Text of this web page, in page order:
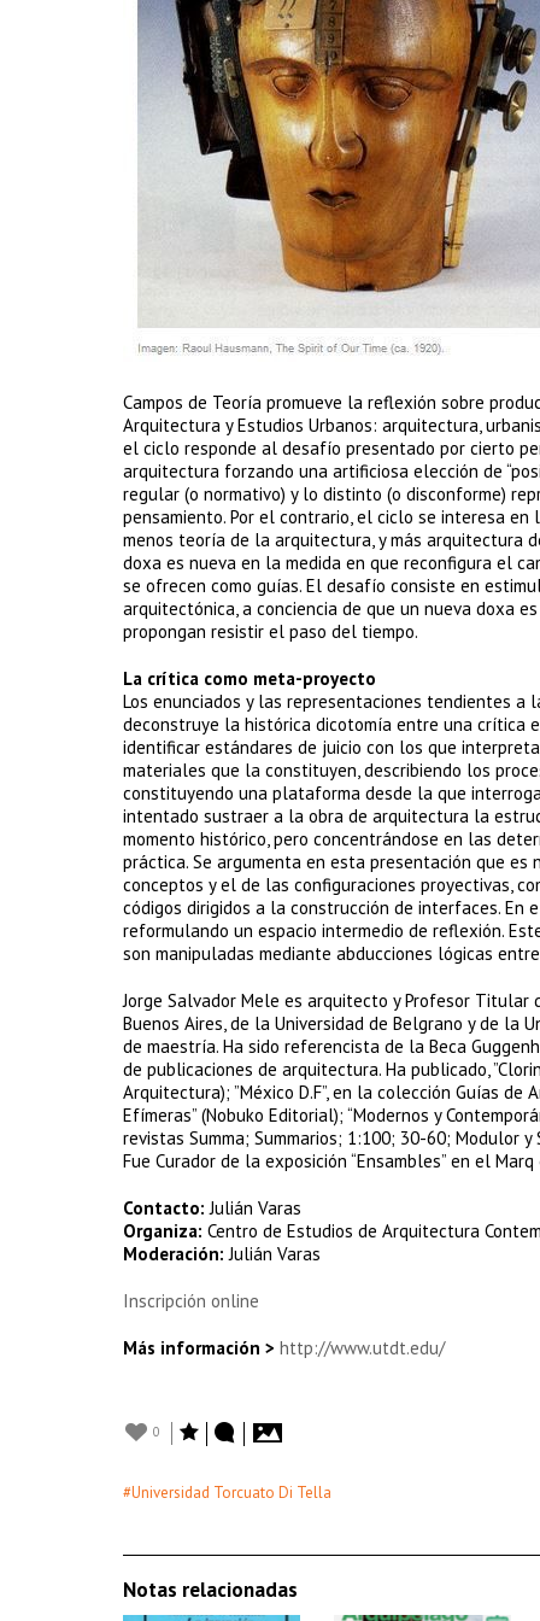
Campos de Teoría promueve la reflexión sobre
Arquitectura y Estudios Urbanos: arquitectura,
el ciclo responde al desafío presentado por cierto
arquitectura forzando una artificiosa elección de
regular (o normativo) y lo distinto (o disconforme)
pensamiento. Por el contrario, el ciclo se interesa
menos teoría de la arquitectura, y más arquitectura
doxa es nueva en la medida en que reconfigura el
se ofrecen como guías. El desafío consiste en
arquitectónica, a conciencia de que un nueva doxa
propongan resistir el paso del tiempo.
La crítica como meta-proyecto
Los enunciados y las representaciones tendientes
deconstruye la histórica dicotomía entre una crítica
identificar estándares de juicio con los que
materiales que la constituyen, describiendo los
constituyendo una plataforma desde la que
intentado sustraer a la obra de arquitectura la
momento histórico, pero concentrándose en las
práctica. Se argumenta en esta presentación que
conceptos y el de las configuraciones proyectivas,
códigos dirigidos a la construcción de interfaces.
reformulando un espacio intermedio de reflexión.
son manipuladas mediante abducciones lógicas
Jorge Salvador Mele es arquitecto y Profesor Titular
Buenos Aires, de la Universidad de Belgrano y de la
de maestría. Ha sido referencista de la Beca
de publicaciones de arquitectura. Ha publicado,
Arquitectura); ”México D.F”, en la colección Guías
Efímeras” (Nobuko Editorial); “Modernos y
revistas Summa; Summarios; 1:100; 30-60; Modulor y
Fue Curador de la exposición “Ensambles” en el Marq
Contacto:Julián Varas
Organiza: Centro de Estudios de Arquitectura
Moderación: Julián Varas
Inscripción online
Más información > http://www.utdt.edu/
0
#Universidad Torcuato Di Tella
Notas relacionadas